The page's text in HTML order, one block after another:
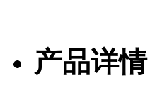
产品详情